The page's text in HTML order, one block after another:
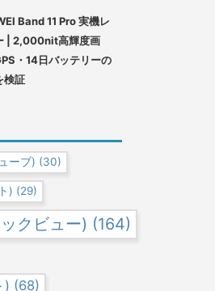
Band 11 Pro 実機レ
| 2,000nit高輝度画
・14日バッテリーの
検証
ーブ) (30)
) (29)
クビュー) (164)
) (68)